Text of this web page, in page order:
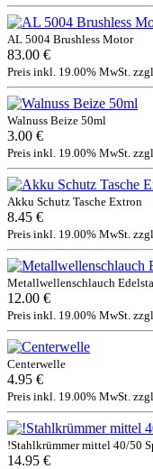
AL 5004 Brushless Motor
83.00 €
Preis inkl. 19.00% MwSt. zzgl.
Walnuss Beize 50ml
3.00 €
Preis inkl. 19.00% MwSt. zzgl.
Akku Schutz Tasche Extron
8.45 €
Preis inkl. 19.00% MwSt. zzgl.
Metallwellenschlauch
12.00 €
Preis inkl. 19.00% MwSt. zzgl.
Centerwelle
4.95 €
Preis inkl. 19.00% MwSt. zzgl.
!Stahlkrümmer mittel 40/50
14.95 €